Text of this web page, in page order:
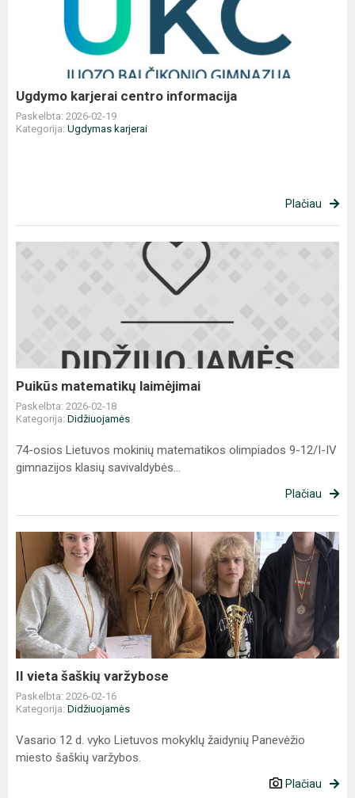
Ugdymo karjerai centro informacija
Paskelbta: 2026-02-19
Kategorija: Ugdymas karjerai
Plačiau
Puikūs
Puikūs matematikų laimėjimai
Paskelbta: 2026-02-18
Kategorija: Didžiuojamės
74-osios Lietuvos mokinių matematikos olimpiados 9-12/I-IV
gimnazijos klasių savivaldybės...
Plačiau
II
vieta
šaškių
varžybose
II vieta šaškių varžybose
Paskelbta: 2026-02-16
Kategorija: Didžiuojamės
Vasario 12 d. vyko Lietuvos mokyklų žaidynių Panevėžio
miesto šaškių varžybos.
Plačiau